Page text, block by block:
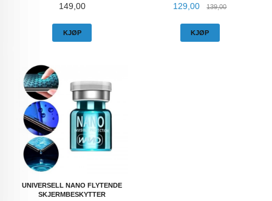
Pris
149,00
KJØP
Tilbud
129,00 139,00Rabatt
KJØP
UNIVERSELL NANO FLYTENDE
SKJERMBESKYTTER